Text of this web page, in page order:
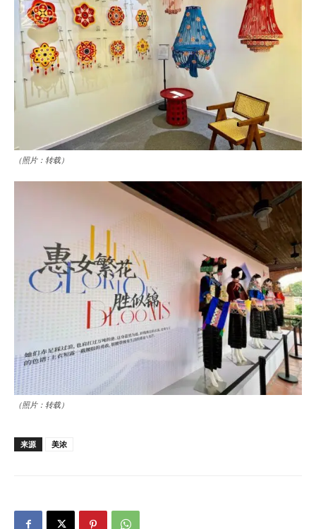
（照片：转载）
（照片：转载）
来源 美浓